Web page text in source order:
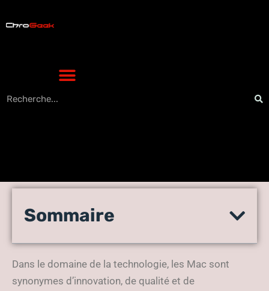
Les avantages d’acheter un
économies et durabilité
Sommaire
Dans le domaine de la technologie, les Mac sont
synonymes d’innovation, de qualité et de